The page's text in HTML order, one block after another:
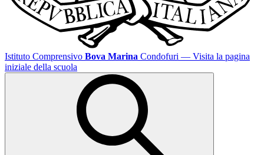
Istituto Comprensivo Bova Marina Condofuri — Visita la pagina
iniziale della scuola